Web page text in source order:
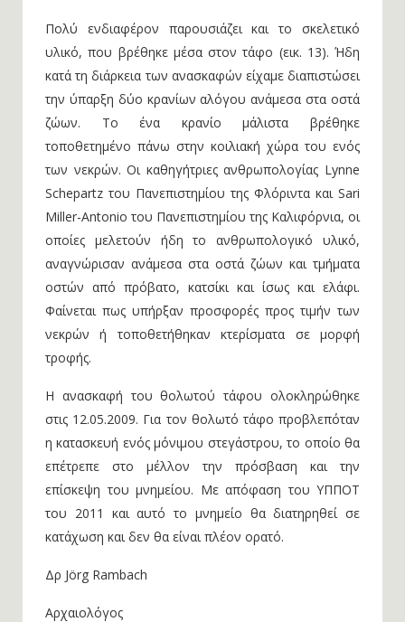
Πολύ ενδιαφέρον παρουσιάζει και το σκελετικό
υλικό, που βρέθηκε μέσα στον τάφο (εικ. 13). Ήδη
κατά τη διάρκεια των ανασκαφών είχαμε διαπιστώσει
την ύπαρξη δύο κρανίων αλόγου ανάμεσα στα οστά
ζώων. Το ένα κρανίο μάλιστα βρέθηκε
τοποθετημένο πάνω στην κοιλιακή χώρα του ενός
των νεκρών. Οι καθηγήτριες ανθρωπολογίας Lynne
Schepartz του Πανεπιστημίου της Φλόριντα και Sari
Miller-Antonio του Πανεπιστημίου της Καλιφόρνια, οι
οποίες μελετούν ήδη το ανθρωπολογικό υλικό,
αναγνώρισαν ανάμεσα στα οστά ζώων και τμήματα
οστών από πρόβατο, κατσίκι και ίσως και ελάφι.
Φαίνεται πως υπήρξαν προσφορές προς τιμήν των
νεκρών ή τοποθετήθηκαν κτερίσματα σε μορφή
τροφής.
Η ανασκαφή του θολωτού τάφου ολοκληρώθηκε
στις 12.05.2009. Για τον θολωτό τάφο προβλεπόταν
η κατασκευή ενός μόνιμου στεγάστρου, το οποίο θα
επέτρεπε στο μέλλον την πρόσβαση και την
επίσκεψη του μνημείου. Με απόφαση του ΥΠΠΟΤ
του 2011 και αυτό το μνημείο θα διατηρηθεί σε
κατάχωση και δεν θα είναι πλέον ορατό.
Δρ Jörg Rambach
Αρχαιολόγος